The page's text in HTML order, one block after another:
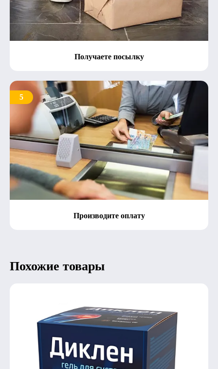
Получаете посылку
5
Производите оплату
Похожие товары